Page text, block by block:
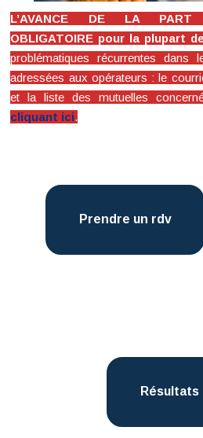
L’AVANCE DE LA PART
OBLIGATOIRE pour la plupart
problématiques récurrentes dans
adressées aux opérateurs : le
et la liste des mutuelles
cliquant ici.
Prendre un rdv
Résultats